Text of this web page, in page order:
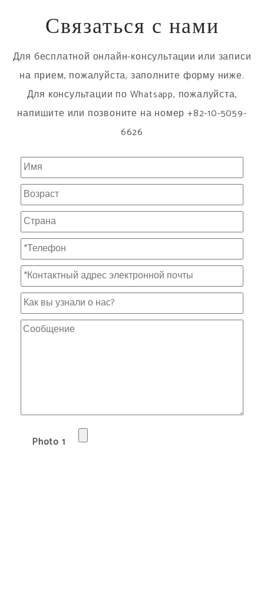
Связаться с нами
Для бесплатной онлайн-консультации или записи
на прием, пожалуйста, заполните форму ниже.
Для консультации по Whatsapp, пожалуйста,
напишите или позвоните на номер +82-10-5059-
6626
Photo 1